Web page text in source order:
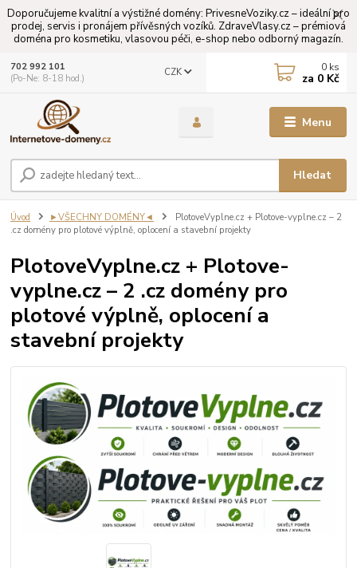
Doporučujeme kvalitní a výstižné domény: PrivesneVoziky.cz – ideální pro
prodej, servis i pronájem přívěsných vozíků. ZdraveVlasy.cz – prémiová
doména pro kosmetiku, vlasovou péči, e-shop nebo odborný magazín.
Menu
CZK
Hledat
702 992 101
(Po-Ne: 8-18 hod.)
0 ks
za 0 Kč
Úvod ►VŠECHNY DOMÉNY◄
PlotoveVyplne.cz + Plotove-vyplne.cz – 2
.cz domény pro plotové výplně, oplocení a stavební projekty
PlotoveVyplne.cz + Plotove-
vyplne.cz – 2 .cz domény pro
plotové výplně, oplocení a
stavební projekty